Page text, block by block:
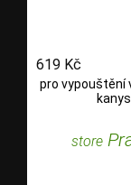
619 Kč
pro vypouštění
store